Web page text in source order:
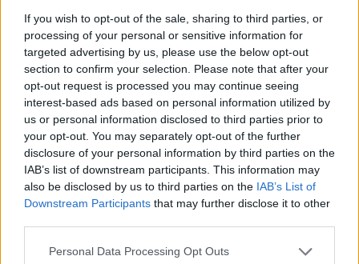
If you wish to opt-out of the sale, sharing to third parties, or
processing of your personal or sensitive information for
targeted advertising by us, please use the below opt-out
section to confirm your selection. Please note that after your
opt-out request is processed you may continue seeing
interest-based ads based on personal information utilized by
us or personal information disclosed to third parties prior to
your opt-out. You may separately opt-out of the further
disclosure of your personal information by third parties on the
IAB’s list of downstream participants. This information may
also be disclosed by us to third parties on the IAB’s List of
Downstream Participants that may further disclose it to other
Please note that this website/app uses one or more Google
Personal Data Processing Opt Outs
Condividi l'articolo
F
a
ce
b
o
o
k
T
w
it
te
r
Pi
n
te
re
st
W
h
at
s
A
p
p
S
h
a
re
Articolo precedente
Prossimo articolo
NOTIZIE RECENTI